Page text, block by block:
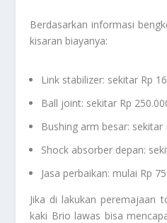
Berdasarkan informasi
kisaran biayanya:
Link stabilizer: sekitar Rp
Ball joint: sekitar Rp
Bushing arm besar: sekitar
Shock absorber depan:
Jasa perbaikan: mulai Rp
Jika di lakukan peremajaan
kaki Brio lawas bisa